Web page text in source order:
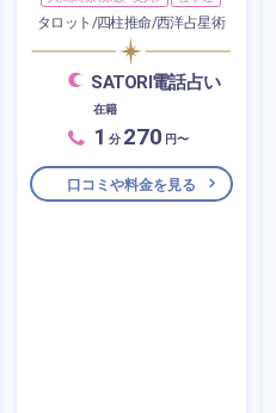
タロット/四柱推命/西洋占星術
SATORI電話占い
在籍
1 分 270 円〜
口コミや料金を見る